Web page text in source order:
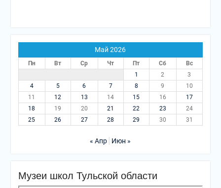
Май 2026
Пн Вт Ср Чт Пт Сб
Вс
1
2
3
4
5 6 7 8 9
10
11
12 13 14 15 16
17
18
19 20 21 22 23
24
25
26 27 28 29 30 31
« Апр Июн »
Музеи школ Тульской области